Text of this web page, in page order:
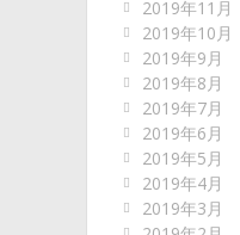
2019年11月
2019年10月
2019年9月
2019年8月
2019年7月
2019年6月
2019年5月
2019年4月
2019年3月